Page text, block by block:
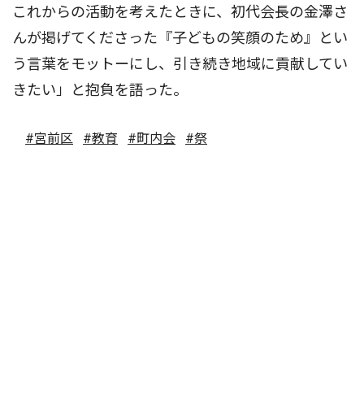
これからの活動を考えたときに、初代会長の金澤さ
んが掲げてくださった『子どもの笑顔のため』とい
う言葉をモットーにし、引き続き地域に貢献してい
きたい」と抱負を語った。
#宮前区 #教育 #町内会 #祭